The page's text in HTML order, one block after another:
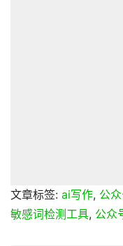
文章标签: ai写作, 公
敏感词检测工具, 公众